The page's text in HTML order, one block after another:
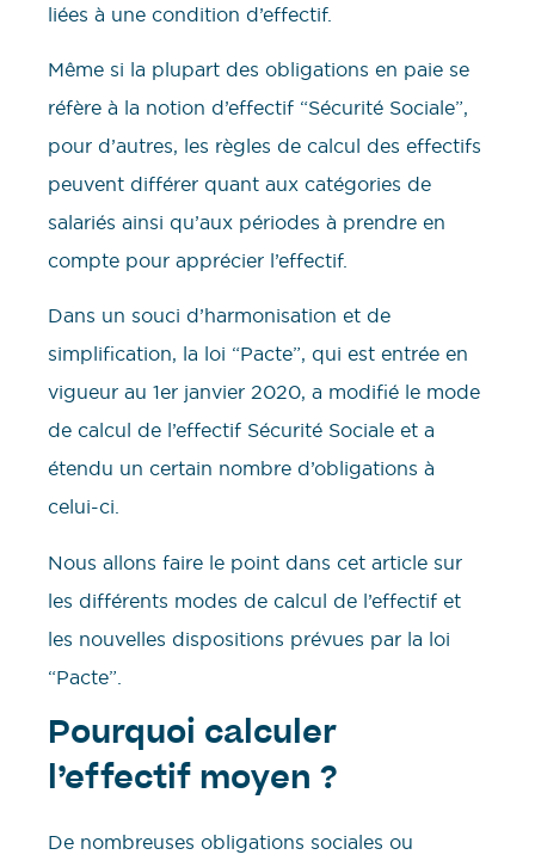
liées à une condition d’effectif.
Même si la plupart des obligations en paie se
réfère à la notion d’effectif “Sécurité Sociale”,
pour d’autres, les règles de calcul des effectifs
peuvent différer quant aux catégories de
salariés ainsi qu’aux périodes à prendre en
compte pour apprécier l’effectif.
Dans un souci d’harmonisation et de
simplification, la loi “Pacte”, qui est entrée en
vigueur au 1er janvier 2020, a modifié le mode
de calcul de l’effectif Sécurité Sociale et a
étendu un certain nombre d’obligations à
celui-ci.
Nous allons faire le point dans cet article sur
les différents modes de calcul de l’effectif et
les nouvelles dispositions prévues par la loi
“Pacte”.
Pourquoi calculer
l’effectif moyen ?
De nombreuses obligations sociales ou